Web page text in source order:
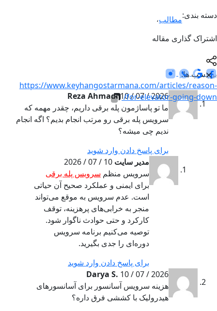
دسته بندی:مطالب،
اشتراک گذاری مقاله
https://www.keyhangostarmana.com/articles/reason-
for-elevator-going-down/
برچسب ها:
Reza Ahmadi10 / 07 / 2026
ما تو پاساژمون پله برقی داریم، چقدر مهمه که
سرویس پله برقی رو مرتب انجام بدیم؟ اگه انجام
ندیم چی میشه؟
برای پاسخ دادن وارد شوید
مدیر سایت 10 / 07 / 2026
سرویس منظم سرویس پله برقی
برای ایمنی و عملکرد صحیح آن حیاتی
است. عدم سرویس به موقع می‌تواند
منجر به خرابی‌های پرهزینه، توقف
کارکرد و حتی حوادث ناگوار شود.
توصیه می‌کنیم برنامه سرویس
دوره‌ای را جدی بگیرید.
برای پاسخ دادن وارد شوید
Darya S. 10 / 07 / 2026
هزینه سرویس آسانسور برای آسانسورهای
هیدرولیک با کششی فرق داره؟